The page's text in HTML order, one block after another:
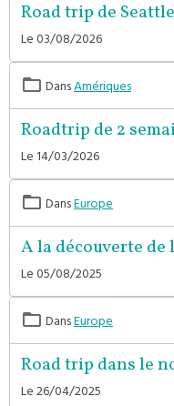
Road trip de
Le 03/08/2026
DansAmériques
Roadtrip de 2
Le 14/03/2026
DansEurope
A la découverte
Le 05/08/2025
DansEurope
Road trip dans le
Le 26/04/2025